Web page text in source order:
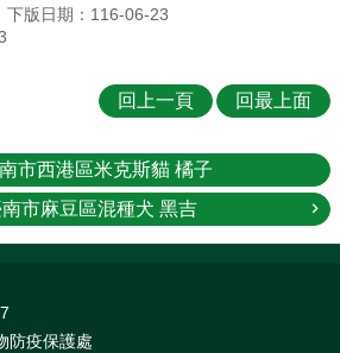
下版日期：116-06-23
回上一頁 回最上面
市西港區米克斯貓 橘子
市麻豆區混種犬 黑吉
防疫保護處